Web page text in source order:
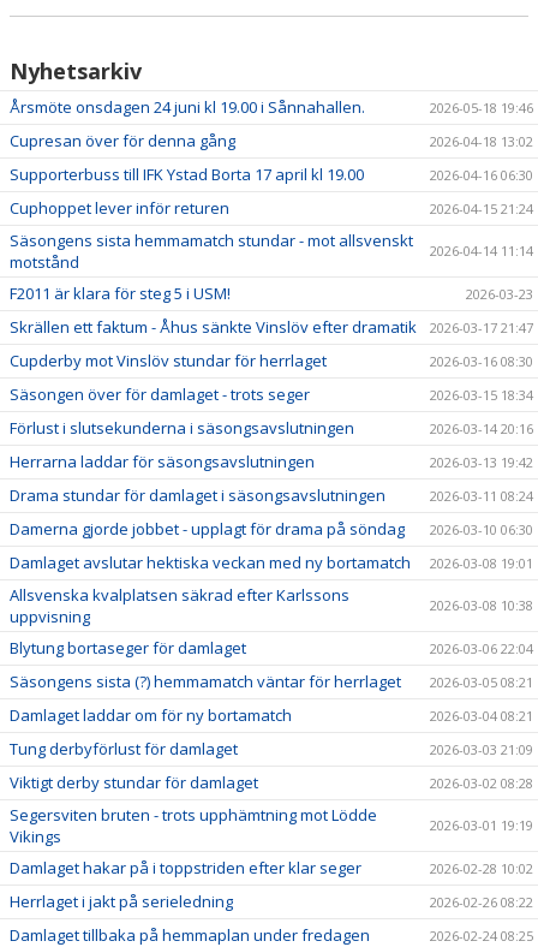
Nyhetsarkiv
Årsmöte onsdagen 24 juni kl 19.00 i Sånnahallen. 2026-05-18 19:46
Cupresan över för denna gång 2026-04-18 13:02
Supporterbuss till IFK Ystad Borta 17 april kl 19.00 2026-04-16 06:30
Cuphoppet lever inför returen 2026-04-15 21:24
Säsongens sista hemmamatch stundar - mot allsvenskt
motstånd
2026-04-14 11:14
F2011 är klara för steg 5 i USM! 2026-03-23
Skrällen ett faktum - Åhus sänkte Vinslöv efter dramatik 2026-03-17 21:47
Cupderby mot Vinslöv stundar för herrlaget 2026-03-16 08:30
Säsongen över för damlaget - trots seger 2026-03-15 18:34
Förlust i slutsekunderna i säsongsavslutningen 2026-03-14 20:16
Herrarna laddar för säsongsavslutningen 2026-03-13 19:42
Drama stundar för damlaget i säsongsavslutningen 2026-03-11 08:24
Damerna gjorde jobbet - upplagt för drama på söndag 2026-03-10 06:30
Damlaget avslutar hektiska veckan med ny bortamatch 2026-03-08 19:01
Allsvenska kvalplatsen säkrad efter Karlssons
uppvisning
2026-03-08 10:38
Blytung bortaseger för damlaget 2026-03-06 22:04
Säsongens sista (?) hemmamatch väntar för herrlaget 2026-03-05 08:21
Damlaget laddar om för ny bortamatch 2026-03-04 08:21
Tung derbyförlust för damlaget 2026-03-03 21:09
Viktigt derby stundar för damlaget 2026-03-02 08:28
Segersviten bruten - trots upphämtning mot Lödde
Vikings
2026-03-01 19:19
Damlaget hakar på i toppstriden efter klar seger 2026-02-28 10:02
Herrlaget i jakt på serieledning 2026-02-26 08:22
Damlaget tillbaka på hemmaplan under fredagen 2026-02-24 08:25